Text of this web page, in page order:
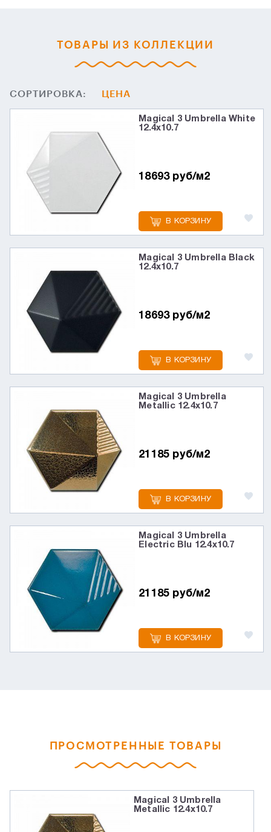
ТОВАРЫ ИЗ КОЛЛЕКЦИИ
СОРТИРОВКА: ЦЕНА
Magical 3 Umbrella White
12.4x10.7
18693 руб/м2
В КОРЗИНУ
Magical 3 Umbrella Black
12.4x10.7
18693 руб/м2
В КОРЗИНУ
Magical 3 Umbrella
Metallic 12.4x10.7
21185 руб/м2
В КОРЗИНУ
Magical 3 Umbrella
Electric Blu 12.4x10.7
21185 руб/м2
В КОРЗИНУ
ПРОСМОТРЕННЫЕ ТОВАРЫ
Magical 3 Umbrella
Metallic 12.4x10.7